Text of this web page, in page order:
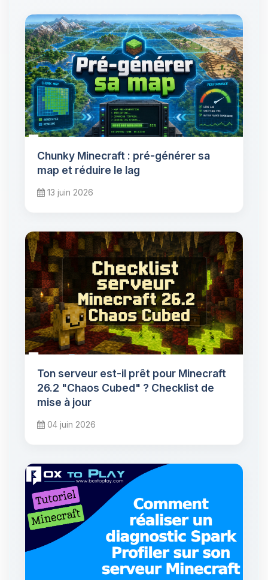
Chunky Minecraft : pré-générer sa
map et réduire le lag
13 juin 2026
Ton serveur est-il prêt pour Minecraft
26.2 "Chaos Cubed" ? Checklist de
mise à jour
04 juin 2026